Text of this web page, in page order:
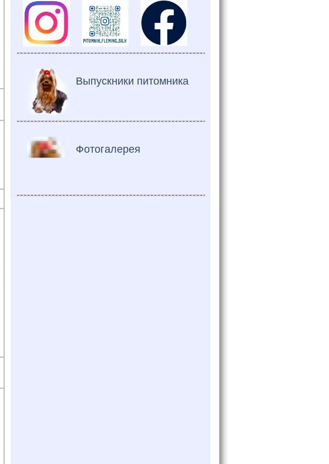
Выпускники питомника
Фотогалерея